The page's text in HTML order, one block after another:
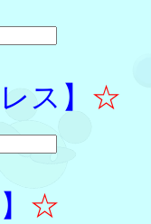
ス】 ☆
☆